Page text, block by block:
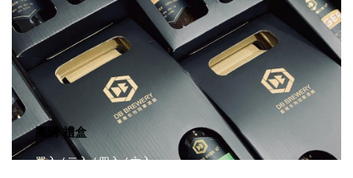
團購˙禮盒
單入 / 二入 / 四入 / 六入